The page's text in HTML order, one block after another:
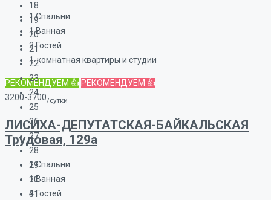
18
19
20
21
22
23
24
25
26
27
28
29
30
31
1 Спальни
1 Ванная
3 Гостей
1-комнатная квартиры и студии
РЕКОМЕНДУЕМ 👍РЕКОМЕНДУЕМ 👍
3200-3700/сутки
ЛИСИХА-ДЕПУТАТСКАЯ-БАЙКАЛЬСКАЯ
Трудовая, 129а
1 Спальни
1 Ванная
4Гостей